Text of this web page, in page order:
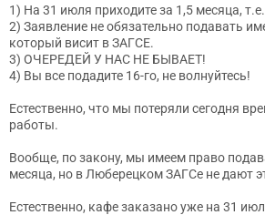
1) На 31 июля приходите за 1,5 месяца,
2) Заявление не обязательно подавать
который висит в ЗАГСЕ.
3) ОЧЕРЕДЕЙ У НАС НЕ БЫВАЕТ!
4) Вы все подадите 16-го, не волнуйтесь!
Естественно, что мы потеряли сегодня
работы.
Вообще, по закону, мы имеем право
месяца, но в Люберецком ЗАГСе не дают
Естественно, кафе заказано уже на 31